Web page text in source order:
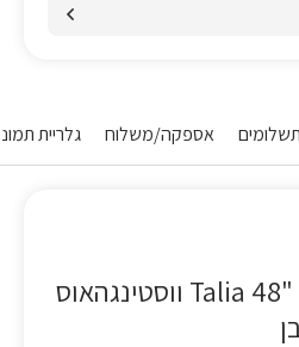
אספקה/משלוח גלריית
מאוורר תקרה דגם "48 Talia ווסטינגהאוס